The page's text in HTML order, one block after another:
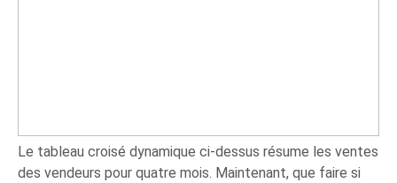
Le tableau croisé dynamique ci-dessus résume les ventes
des vendeurs pour quatre mois. Maintenant, que faire si